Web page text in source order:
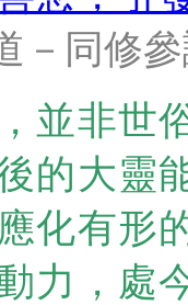
－同修
並非世
的大靈
化有形
力，處